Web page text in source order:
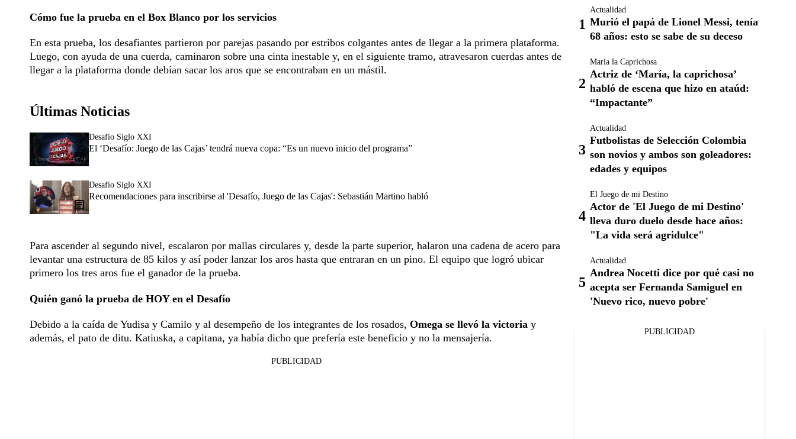
Cómo fue la prueba en el Box Blanco por los servicios
En esta prueba, los desafiantes partieron por parejas pasando por estribos colgantes antes de llegar a la primera plataforma.
Luego, con ayuda de una cuerda, caminaron sobre una cinta inestable y, en el siguiente tramo, atravesaron cuerdas antes de
llegar a la plataforma donde debían sacar los aros que se encontraban en un mástil.
Últimas Noticias
Desafío Siglo XXI
El ‘Desafío: Juego de las Cajas’ tendrá nueva copa: “Es un nuevo inicio del programa”
Desafío Siglo XXI
Recomendaciones para inscribirse al 'Desafío, Juego de las Cajas': Sebastián Martino habló
Para ascender al segundo nivel, escalaron por mallas circulares y, desde la parte superior, halaron una cadena de acero para
levantar una estructura de 85 kilos y así poder lanzar los aros hasta que entraran en un pino. El equipo que logró ubicar
primero los tres aros fue el ganador de la prueba.
Quién ganó la prueba de HOY en el Desafío
Debido a la caída de Yudisa y Camilo y al desempeño de los integrantes de los rosados, Omega se llevó la victoria y
además, el pato de ditu. Katiuska, a capitana, ya había dicho que prefería este beneficio y no la mensajería.
PUBLICIDAD
Actualidad
Murió el papá de Lionel Messi, tenía
68 años: esto se sabe de su deceso
María la Caprichosa
Actriz de ‘María, la caprichosa’
habló de escena que hizo en ataúd:
“Impactante”
Actualidad
Futbolistas de Selección Colombia
son novios y ambos son goleadores:
edades y equipos
El Juego de mi Destino
Actor de 'El Juego de mi Destino'
lleva duro duelo desde hace años:
"La vida será agridulce"
Actualidad
Andrea Nocetti dice por qué casi no
acepta ser Fernanda Samiguel en
'Nuevo rico, nuevo pobre'
PUBLICIDAD